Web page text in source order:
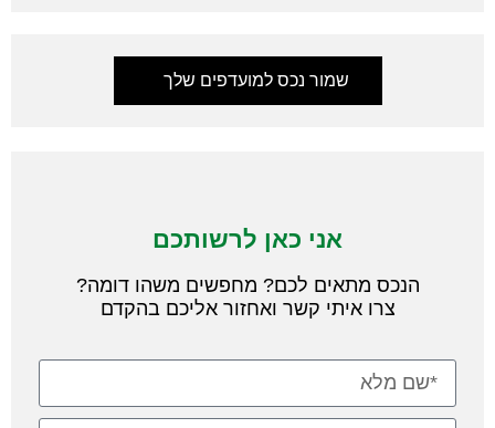
שמור נכס למועדפים שלך
אני כאן לרשותכם
הנכס מתאים לכם? מחפשים משהו דומה?
צרו איתי קשר ואחזור אליכם בהקדם